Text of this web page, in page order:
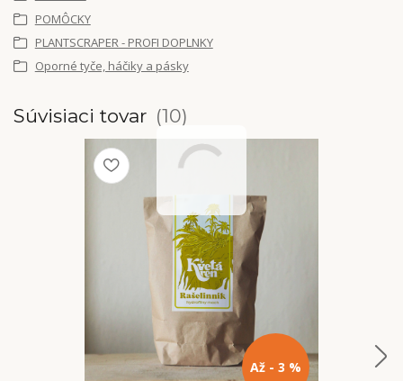
POMÔCKY
PLANTSCRAPER - PROFI DOPLNKY
Oporné tyče, háčiky a pásky
Súvisiaci tovar 10
Až - 3 %